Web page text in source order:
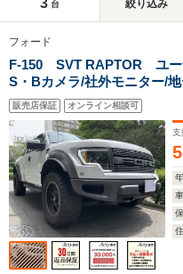
3 台 絞り込み
フォード
F-150 SVT RAPTOR ユー
S・Bカメラ/社外モニター/
トヒーター/FOXサスペンシ
ト/トノカバー/ソニースピー
キー
販売店保証 オンライン相談可
支